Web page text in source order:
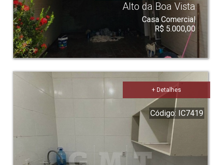
Alto da Boa Vista
Casa Comercial
R$ 5.000,00
+ Detalhes
Código: IC7419